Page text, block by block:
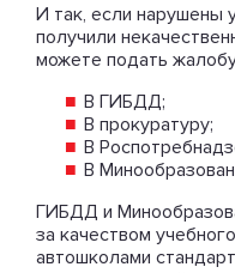
И так, если нарушены
получили
можете подать
В ГИБДД;
В прокуратуру;
В
В
ГИБДД и
за качеством
автошколами